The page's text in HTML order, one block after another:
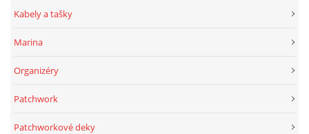
Kabely a tašky
Marina
Organizéry
Patchwork
Patchworkové deky